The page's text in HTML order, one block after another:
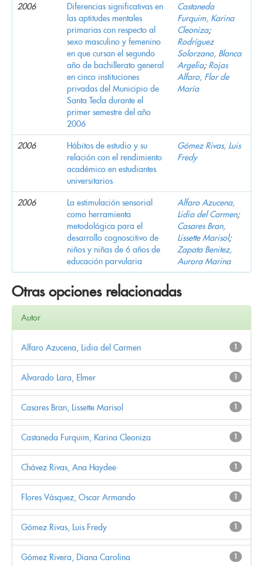
2006
Diferencias significativas en
las aptitudes mentales
primarias con respecto al
sexo masculino y femenino
en que cursan el segundo
año de bachillerato general
en cinco instituciones
privadas del Municipio de
Santa Tecla durante el
primer semestre del año
2006
Castaneda
Furquim, Karina
Cleoniza;
Rodríguez
Solorzano, Blanca
Argelia; Rojas
Alfaro, Flor de
María
2006
Hábitos de estudio y su
relación con el rendimiento
académico en estudiantes
universitarios
Gómez Rivas, Luis
Fredy
2006
La estimulación sensorial
como herramienta
metodológica para el
desarrollo cognoscitivo de
niños y niñas de 6 años de
educación parvularia
Alfaro Azucena,
Lidia del Carmen;
Casares Bran,
Lissette Marisol;
Zapata Benitez,
Aurora Marina
Otras opciones relacionadas
Autor
1
Alfaro Azucena, Lidia del Carmen
1
Alvarado Lara, Elmer
1
Casares Bran, Lissette Marisol
1
Castaneda Furquim, Karina Cleoniza
1
Chávez Rivas, Ana Haydee
1
Flores Vásquez, Oscar Armando
1
Gómez Rivas, Luis Fredy
1
Gómez Rivera, Diana Carolina